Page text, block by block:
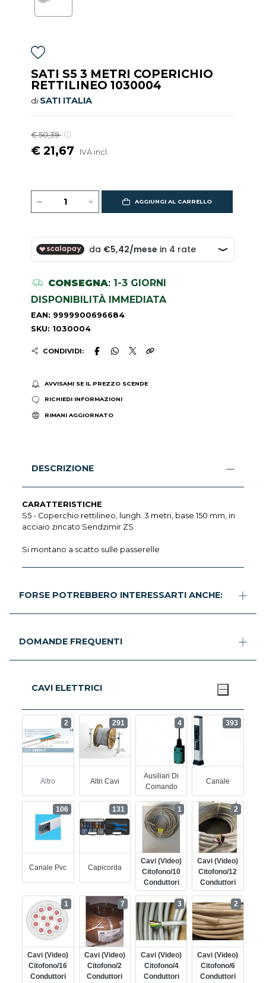
SATI S5 3 METRI COPERICHIO
RETTILINEO 1030004
di SATI ITALIA
€ 50,39
€ 21,67 IVA incl.
AGGIUNGI AL CARRELLO
CONSEGNA: 1-3 GIORNI
DISPONIBILITÀ IMMEDIATA
EAN: 9999900696684
SKU: 1030004
CONDIVIDI:
AVVISAMI SE IL PREZZO SCENDE
RICHIEDI INFORMAZIONI
RIMANI AGGIORNATO
DESCRIZIONE
CARATTERISTICHE
S5 - Coperchio rettilineo, lungh. 3 metri, base 150 mm, in
acciaio zincato Sendzimir ZS
Si montano a scatto sulle passerelle
FORSE POTREBBERO INTERESSARTI ANCHE:
DOMANDE FREQUENTI
CAVI ELETTRICI
Altro
2
Altri Cavi
291
Ausiliari Di
Comando
4
Canale
393
Canale Pvc
106
Capicorda
131
Cavi (video)
Citofono/10
Conduttori
1
Cavi (video)
Citofono/12
Conduttori
2
Cavi (video)
Citofono/16
Conduttori
1
Cavi (video)
Citofono/2
Conduttori
7
Cavi (video)
Citofono/4
Conduttori
3
Cavi (video)
Citofono/6
Conduttori
2